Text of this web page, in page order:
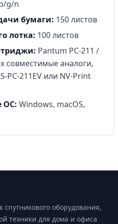
g/n
бумаги: 150 листов
лотка: 100 листов
Pantum PC-211 /
совместимые аналоги,
PC-211EV или NV-Print
ОС: Windows, macOS,
оборудования,
техники для дома и офиса